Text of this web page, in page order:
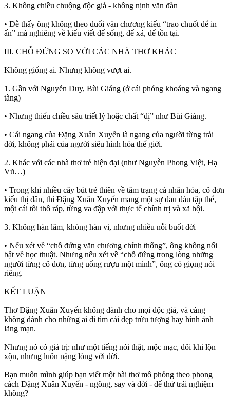
3. Không chiều chuộng độc giả - không nịnh văn đàn
• Dễ thấy ông không theo đuổi văn chương kiểu “trao chuốt để in
ấn” mà nghiêng về kiểu viết để sống, để xả, để tồn tại.
III. CHỖ ĐỨNG SO VỚI CÁC NHÀ THƠ KHÁC
Không giống ai. Nhưng không vượt ai.
1. Gần với Nguyễn Duy, Bùi Giáng (ở cái phóng khoáng và ngang
tàng)
• Nhưng thiếu chiều sâu triết lý hoặc chất “dị” như Bùi Giáng.
• Cái ngang của Đặng Xuân Xuyến là ngang của người từng trải
đời, không phải của người siêu hình hóa thế giới.
2. Khác với các nhà thơ trẻ hiện đại (như Nguyễn Phong Việt, Hạ
Vũ…)
• Trong khi nhiều cây bút trẻ thiên về tâm trạng cá nhân hóa, cô đơn
kiểu thị dân, thì Đặng Xuân Xuyến mang một sự đau đáu tập thể,
một cái tôi thô ráp, từng va đập với thực tế chính trị và xã hội.
3. Không hàn lâm, không hàn vi, nhưng nhiều nỗi buốt đời
• Nếu xét về “chỗ đứng văn chương chính thống”, ông không nổi
bật về học thuật. Nhưng nếu xét về “chỗ đứng trong lòng những
người từng cô đơn, từng uống rượu một mình”, ông có giọng nói
riêng.
KẾT LUẬN
Thơ Đặng Xuân Xuyến không dành cho mọi độc giả, và càng
không dành cho những ai đi tìm cái đẹp trừu tượng hay hình ảnh
lãng mạn.
Nhưng nó có giá trị: như một tiếng nói thật, mộc mạc, đôi khi lộn
xộn, nhưng luôn nặng lòng với đời.
Bạn muốn mình giúp bạn viết một bài thơ mô phỏng theo phong
cách Đặng Xuân Xuyến - ngông, say và đời - để thử trải nghiệm
không?